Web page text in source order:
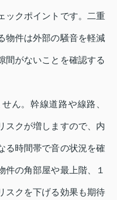
ックポイントです。二重
物件は外部の騒音を軽減
間がないことを確認する
ん。幹線道路や線路、
スクが増しますので、内
る時間帯で音の状況を確
の角部屋や最上階、１
スクを下げる効果も期待